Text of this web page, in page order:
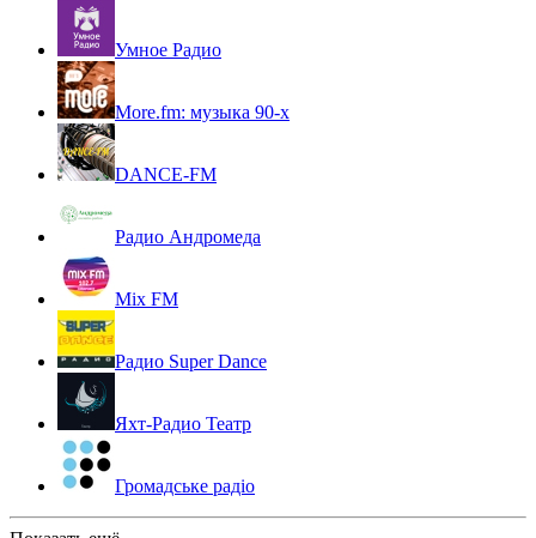
Умное Радио
More.fm: музыка 90-х
DANCE-FM
Радио Андромеда
Mix FM
Радио Super Dance
Яхт-Радио Театр
Громадське радіо